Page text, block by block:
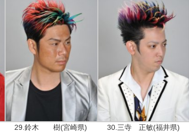
29.鈴木 樹(宮崎県) 30.三寺 正敏(福井県)